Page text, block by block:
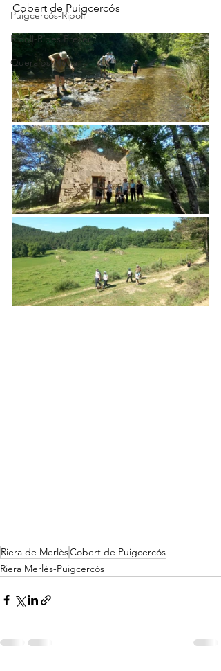
Puigcercós-Ripoll
Ripoll-Ribes Freser
Queralbs-Núria
Cobert de Puigcercós
Riera de MerlèsCobert de Puigcercós
Riera Merlès-Puigcercós